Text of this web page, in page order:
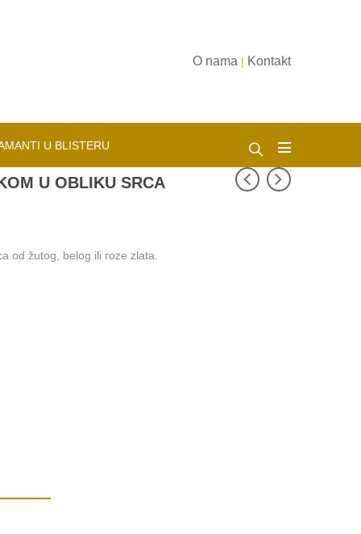
O nama | Kontakt
U BLISTERU
U OBLIKU SRCA
od žutog, belog ili roze zlata.